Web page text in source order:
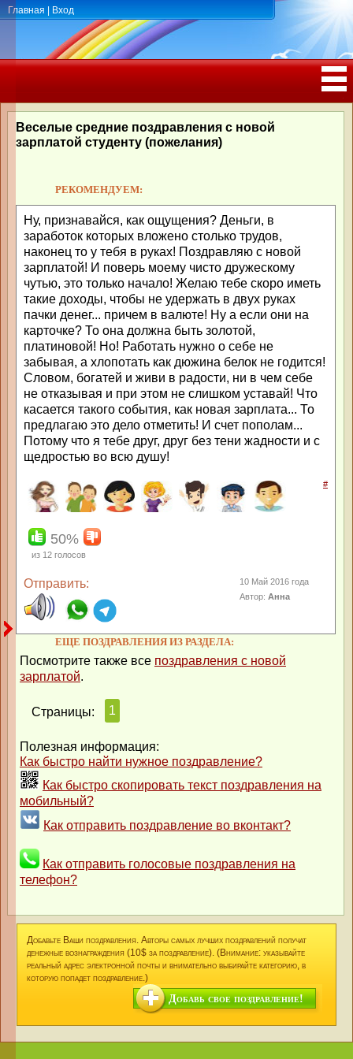
Главная Вход
РОЖДЕНИЯ, ЮБИЛЕЕМ
Веселые средние поздравления с новой
зарплатой студенту (пожелания)
РЕКОМЕНДУЕМ:
Ну, признавайся, как ощущения? Деньги, в
заработок которых вложено столько трудов,
наконец то у тебя в руках! Поздравляю с новой
зарплатой! И поверь моему чисто дружескому
чутью, это только начало! Желаю тебе скоро иметь
такие доходы, чтобы не удержать в двух руках
пачки денег... причем в валюте! Ну а если они на
карточке? То она должна быть золотой,
платиновой! Но! Работать нужно о себе не
забывая, а хлопотать как дюжина белок не годится!
Словом, богатей и живи в радости, ни в чем себе
не отказывая и при этом не слишком уставай! Что
касается такого события, как новая зарплата... То
предлагаю это дело отметить! И счет пополам...
Потому что я тебе друг, друг без тени жадности и с
щедростью во всю душу!
#
50%
из 12 голосов
Отправить:
10 Май 2016 года
Автор:Анна
ЕЩЕ ПОЗДРАВЛЕНИЯ ИЗ РАЗДЕЛА:
Посмотрите также все поздравления с новой
зарплатой.
Страницы: 1
Полезная информация:
Как быстро найти нужное поздравление?
Как быстро скопировать текст поздравления на
мобильный?
Как отправить поздравление во вконтакт?
Как отправить голосовые поздравления на
телефон?
Добавьте Ваши поздравления. Авторы самых лучших поздравлений получат
денежные вознаграждения (10$ за поздравление). (Внимание: указывайте
реальный адрес электронной почты и внимательно выбирайте категорию, в
которую попадет поздравление.)
Добавь свое поздравление!